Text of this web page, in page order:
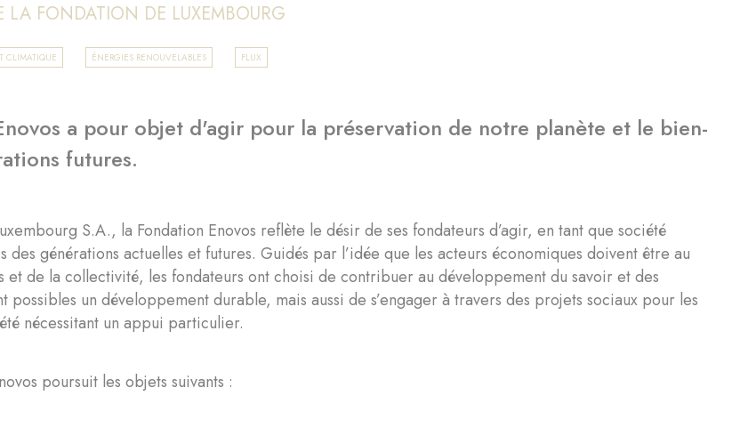
LA FONDATION DE LUXEMBOURG
CLIMATIQUE ÉNERGIES RENOUVELABLES FLUX
a pour objet d'agir pour la préservation de notre planète et le bien-
futures.
S.A., la Fondation Enovos reflète le désir de ses fondateurs d’agir, en tant que société
des générations actuelles et futures. Guidés par l’idée que les acteurs économiques doivent être au
et de la collectivité, les fondateurs ont choisi de contribuer au développement du savoir et des
possibles un développement durable, mais aussi de s’engager à travers des projets sociaux pour les
nécessitant un appui particulier.
poursuit les objets suivants :